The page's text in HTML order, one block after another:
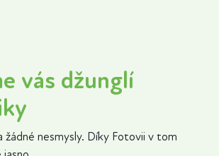
vás džunglí
žádné nesmysly. Díky Fotovii v tom